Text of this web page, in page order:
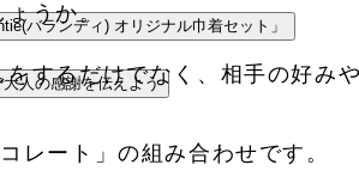
バランディ) オリジナル巾着セット」
人の感謝を伝えよう
ょうか。
するだけでなく、相手の好み
レート」の組み合わせです。